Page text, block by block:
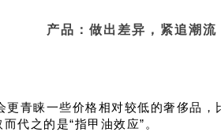
产品：做出差异，紧追潮流
青睐一些价格相对较低的奢侈品
代之的是“指甲油效应”。